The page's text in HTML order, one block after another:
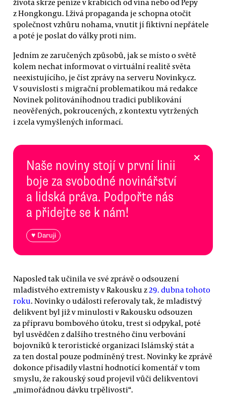
z Hongkongu. Lživá propaganda je schopna otočit
společnost vzhůru nohama, vnutit jí fiktivní nepřátele
a poté je poslat do války proti nim.
Jedním ze zaručených způsobů, jak se místo o světě
kolem nechat informovat o virtuální realitě světa
neexistujícího, je číst zprávy na serveru Novinky.cz.
V souvislosti s migrační problematikou má redakce
Novinek politováníhodnou tradici publikování
neověřených, pokroucených, z kontextu vytržených
i zcela vymyšlených informací.
Naše noviny stojí v první linii
boje za svobodné novinářství
a lidská práva. Podpořte nás
a přidejte se k nám!
♥ Daruji
×
Naposled tak učinila ve své zprávě o odsouzení
mladistvého extremisty v Rakousku z29. dubna tohoto
roku. Novinky o události referovaly tak, že mladistvý
delikvent byl již v minulosti v Rakousku odsouzen
za přípravu bombového útoku, trest si odpykal, poté
byl usvědčen z dalšího trestného činu verbování
bojovníků k teroristické organizaci Islámský stát a
za ten dostal pouze podmíněný trest. Novinky ke zprávě
dokonce přisadily vlastní hodnotící komentář v tom
smyslu, že rakouský soud projevil vůči delikventovi
„mimořádnou dávku trpělivosti“.